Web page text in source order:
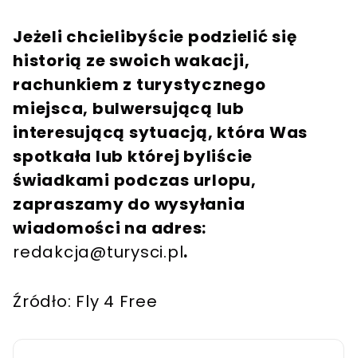
Jeżeli chcielibyście podzielić się
historią ze swoich wakacji,
rachunkiem z turystycznego
miejsca, bulwersującą lub
interesującą sytuacją, która Was
spotkała lub której byliście
świadkami podczas urlopu,
zapraszamy do wysyłania
wiadomości na adres:
redakcja@turysci.pl.
Źródło: Fly 4 Free